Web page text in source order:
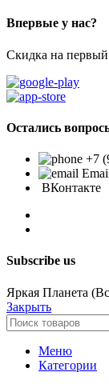
Впервые у нас?
Скидка на первый
Остались
+7
ВКонтакте
Subscribe us
Яркая Планета
Закрыть
Меню
Категории